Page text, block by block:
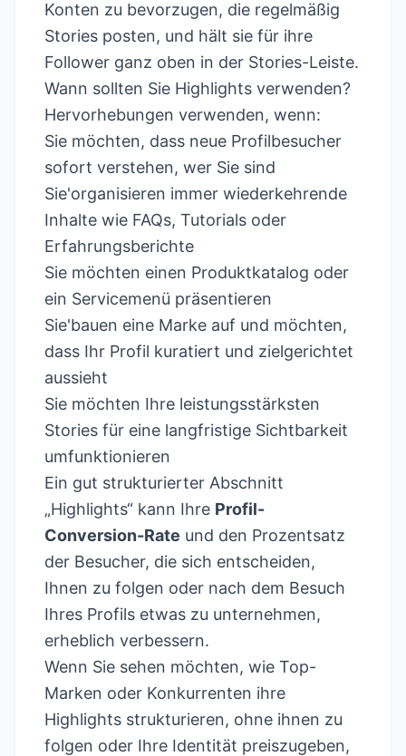
Konten zu bevorzugen, die regelmäßig
Stories posten, und hält sie für ihre
Follower ganz oben in der Stories-Leiste.
Wann sollten Sie Highlights verwenden?
Hervorhebungen verwenden, wenn:
Sie möchten, dass neue Profilbesucher
sofort verstehen, wer Sie sind
Sie'organisieren immer wiederkehrende
Inhalte wie FAQs, Tutorials oder
Erfahrungsberichte
Sie möchten einen Produktkatalog oder
ein Servicemenü präsentieren
Sie'bauen eine Marke auf und möchten,
dass Ihr Profil kuratiert und zielgerichtet
aussieht
Sie möchten Ihre leistungsstärksten
Stories für eine langfristige Sichtbarkeit
umfunktionieren
Ein gut strukturierter Abschnitt
„Highlights“ kann Ihre Profil-
Conversion-Rate und den Prozentsatz
der Besucher, die sich entscheiden,
Ihnen zu folgen oder nach dem Besuch
Ihres Profils etwas zu unternehmen,
erheblich verbessern.
Wenn Sie sehen möchten, wie Top-
Marken oder Konkurrenten ihre
Highlights strukturieren, ohne ihnen zu
folgen oder Ihre Identität preiszugeben,